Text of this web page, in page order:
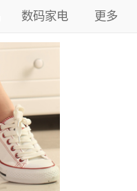
数码家电 更多